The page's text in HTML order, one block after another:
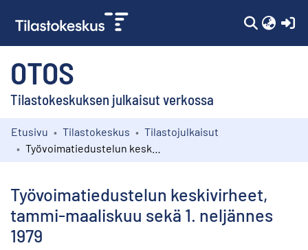
OTOS
Tilastokeskuksen julkaisut verkossa
Kokoelmat
Etusivu Tilastokeskus
Tilastojulkaisut
Työvoimatiedustelun keskivirheet,
tammi-maaliskuu sekä 1. neljännes
1979